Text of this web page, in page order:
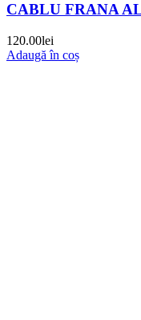
CABLU FRANA
120.00lei
Adaugă în coș